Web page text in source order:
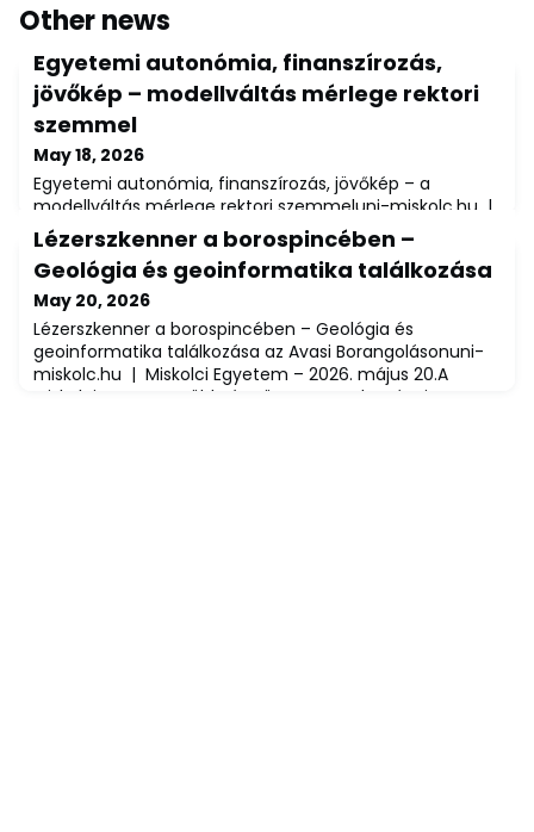
Other news
Egyetemi autonómia, finanszírozás,
jövőkép – modellváltás mérlege rektori
szemmel
May 18, 2026
Egyetemi autonómia, finanszírozás, jövőkép – a
modellváltás mérlege rektori szemmeluni-miskolc.hu |
Miskolci Egyetem – 2026. május 18.Már az új kormány
megalakulását megelőzően megfogalmazódott a
felsőoktatás közfeladatot ellátó közérdekű
vagyonkezelő alapítványi modell felülvizsgálatának
igénye, ami 21 hazai egyetemet, köztük a Miskolci
Egyetemet is érinti. Hol húzódik az intézményi
autonómia h
Lézerszkenner a borospincében –
Geológia és geoinformatika találkozása
May 20, 2026
Lézerszkenner a borospincében – Geológia és
geoinformatika találkozása az Avasi Borangolásonuni-
miskolc.hu | Miskolci Egyetem – 2026. május 20.A
Miskolci Egyetem Föld- és Környezettudományi Kara